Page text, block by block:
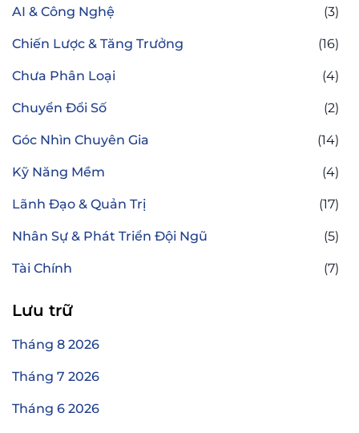
AI & Công Nghệ (3)
Chiến Lược & Tăng Trưởng (16)
Chưa Phân Loại (4)
Chuyển Đổi Số (2)
Góc Nhìn Chuyên Gia (14)
Kỹ Năng Mềm (4)
Lãnh Đạo & Quản Trị (17)
Nhân Sự & Phát Triển Đội Ngũ (5)
Tài Chính (7)
Lưu trữ
Tháng 8 2026
Tháng 7 2026
Tháng 6 2026